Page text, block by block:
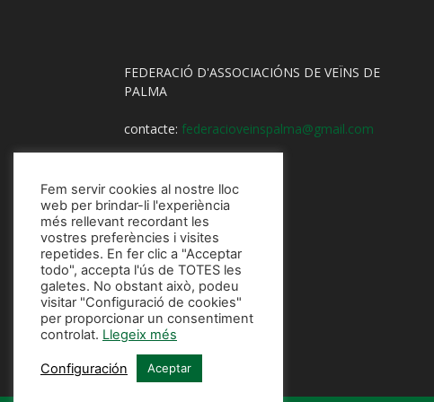
FEDERACIÓ D'ASSOCIACIÓNS DE VEÏNS DE
PALMA
contacte: federacioveinspalma@gmail.com
Fem servir cookies al nostre lloc
web per brindar-li l'experiència
més rellevant recordant les
vostres preferències i visites
repetides. En fer clic a "Acceptar
todo", accepta l'ús de TOTES les
galetes. No obstant això, podeu
visitar "Configuració de cookies"
per proporcionar un consentiment
controlat. Llegeix més
Configuración Aceptar